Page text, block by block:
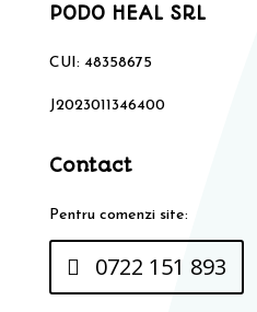
PODO HEAL SRL
CUI: 48358675
J2023011346400
Contact
Pentru comenzi site:
0722 151 893